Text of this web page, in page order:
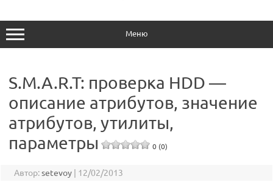
Меню
S.M.A.R.T: проверка HDD —
описание атрибутов, значение
атрибутов, утилиты,
параметры
0 (0)
Автор:setevoy | 12/02/2013